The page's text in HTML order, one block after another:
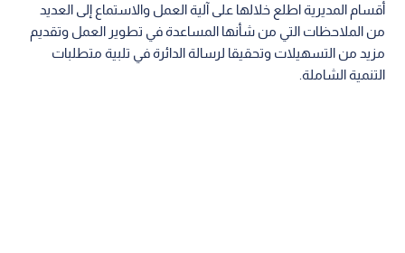
أقسام المديرية اطلع خلالها على آلية العمل والاستماع إلى العديد
من الملاحظات التي من شأنها المساعدة في تطوير العمل وتقديم
مزيد من التسهيلات وتحقيقا لرسالة الدائرة في تلبية متطلبات
التنمية الشاملة.